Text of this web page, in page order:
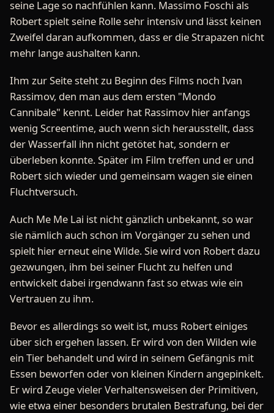
seine Lage so nachfühlen kann. Massimo Foschi als
Robert spielt seine Rolle sehr intensiv und lässt keinen
Zweifel daran aufkommen, dass er die Strapazen nicht
mehr lange aushalten kann.
Ihm zur Seite steht zu Beginn des Films noch Ivan
Rassimov, den man aus dem ersten "Mondo
Cannibale" kennt. Leider hat Rassimov hier anfangs
wenig Screentime, auch wenn sich herausstellt, dass
der Wasserfall ihn nicht getötet hat, sondern er
überleben konnte. Später im Film treffen und er und
Robert sich wieder und gemeinsam wagen sie einen
Fluchtversuch.
Auch Me Me Lai ist nicht gänzlich unbekannt, so war
sie nämlich auch schon im Vorgänger zu sehen und
spielt hier erneut eine Wilde. Sie wird von Robert dazu
gezwungen, ihm bei seiner Flucht zu helfen und
entwickelt dabei irgendwann fast so etwas wie ein
Vertrauen zu ihm.
Bevor es allerdings so weit ist, muss Robert einiges
über sich ergehen lassen. Er wird von den Wilden wie
ein Tier behandelt und wird in seinem Gefängnis mit
Essen beworfen oder von kleinen Kindern angepinkelt.
Er wird Zeuge vieler Verhaltensweisen der Primitiven,
wie etwa einer besonders brutalen Bestrafung, bei der